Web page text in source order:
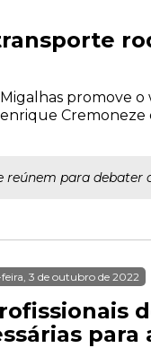
Migalhas
reúnem para debater
3 de outubro de 2022